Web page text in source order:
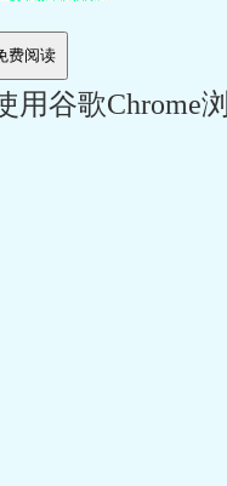
谷歌Chrome